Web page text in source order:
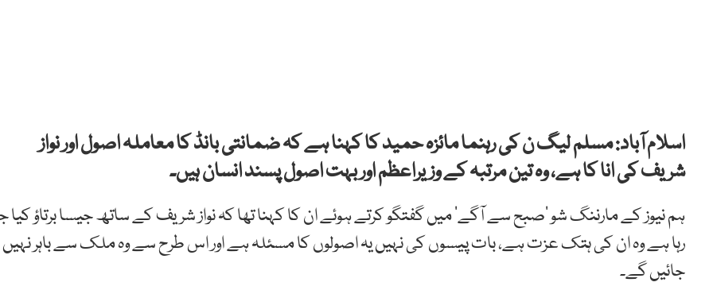
اسلام آباد: مسلم لیگ ن کی رہنما مائزہ حمید کا کہنا ہے کہ ضمانتی بانڈ کا معاملہ اصول اور نواز
شریف کی انا کا ہے، وہ تین مرتبہ کے وزیراعظم اور بہت اصول پسند انسان ہیں۔
ہم نیوز کے مارننگ شو ’صبح سے آگے‘ میں گفتگو کرتے ہوئے ان کا کہنا تھا کہ نواز شریف کے ساتھ جیسا برتاؤ کیا
رہا ہے وہ ان کی ہتک عزت ہے، بات پیسوں کی نہیں یہ اصولوں کا مسئلہ ہے اور اس طرح سے وہ ملک سے باہر نہیں
جائیں گے۔